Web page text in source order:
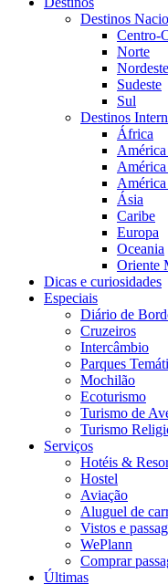
Destinos
Centro-
Norte
Nordeste
Sudeste
Sul
Destinos
África
Ásia
Caribe
Europa
Oceania
Oriente
Dicas e curiosidades
Especiais
Diário de
Cruzeiros
Intercâmbio
Parques
Mochilão
Ecoturismo
Turismo de
Turismo
Serviços
Hotéis &
Hostel
Aviação
Aluguel de
Vistos e
WePlann
Comprar
Últimas